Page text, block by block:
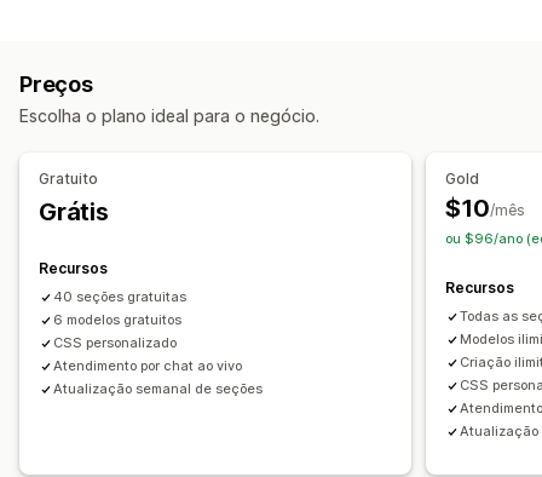
Páginas de contato
Páginas de carrinhos
Páginas de agradecimento
Páginas de imprensa
Páginas de informações jurídicas
Página de link na bio
Gerenciamento de páginas
Ferramenta de edição
Elementos
Estilos globais Fontes personalizadas
Preços
Escolha o plano ideal para o negócio.
Gratuito
Grátis
Recursos
40 seções gratuitas
6 modelos gratuitos
CSS personalizado
Atendimento por chat ao vivo
Atualização semanal de seções
Gold
$10/mês
ou $96/ano
Recursos
Todas as
Modelos
Criação
CSS
Atualização